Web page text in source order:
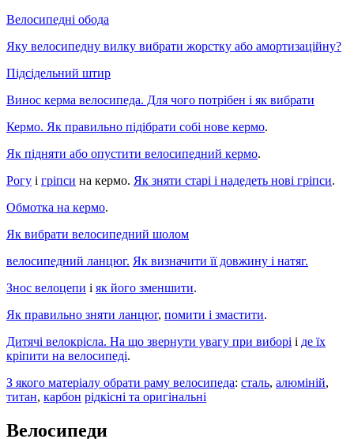
Велосипедні обода
Яку велосипедну вилку вибрати жорстку або амортизаційну?
Підсідельний штир
Винос керма велосипеда. Для чого потрібен і як вибрати
Кермо. Як правильно підібрати собі нове кермо.
Як підняти або опустити велосипедний кермо.
Рогу і гріпси на кермо. Як зняти старі і надедеть нові гріпси.
Обмотка на кермо.
Як вибрати велосипедний шолом
велосипедний ланцюг. Як визначити її довжину і натяг.
Знос велоцепи і як його зменшити.
Як правильно зняти ланцюг, помити і змастити.
Дитячі велокрісла. На що звернути увагу при виборі і де їх
кріпити на велосипеді.
З якого матеріалу обрати раму велосипеда: сталь, алюміній,
титан, карбон рідкісні та оригінальні
Велосипеди